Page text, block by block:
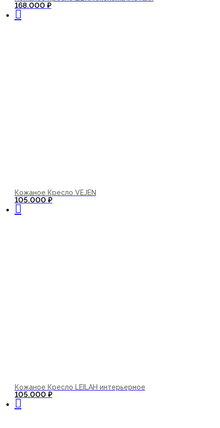
168.000 ₽
Кожаное Кресло VEJEN
105.000 ₽
Кожаное Кресло LEILAH интерьерное
105.000 ₽